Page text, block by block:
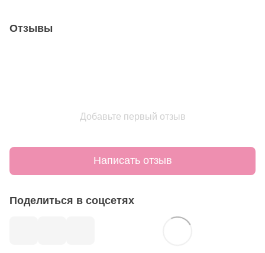
Отзывы
Добавьте первый отзыв
Написать отзыв
Поделиться в соцсетях